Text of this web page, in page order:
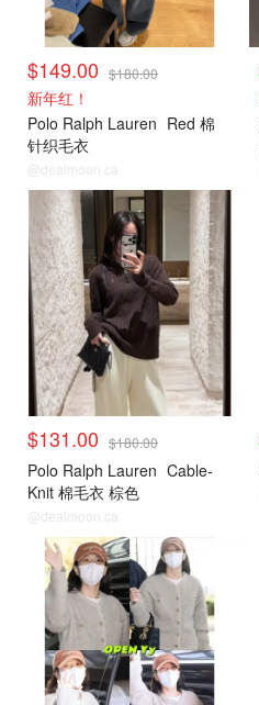
$149.00 $180.00
新年红！
Polo Ralph Lauren Red 棉
针织毛衣
@dealmoon.ca
小编推荐
$131.00 $180.00
Polo Ralph Lauren Cable-
Knit 棉毛衣 棕色
@dealmoon.ca
毛衣针织衫